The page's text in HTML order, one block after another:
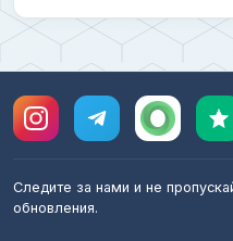
Следите за нами и не
обновления.